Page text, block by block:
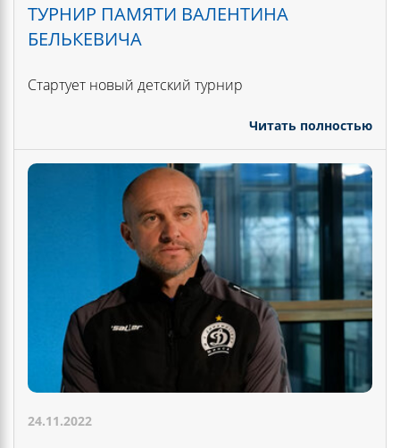
ТУРНИР ПАМЯТИ ВАЛЕНТИНА
БЕЛЬКЕВИЧА
Стартует новый детский турнир
Читать полностью
24.11.2022